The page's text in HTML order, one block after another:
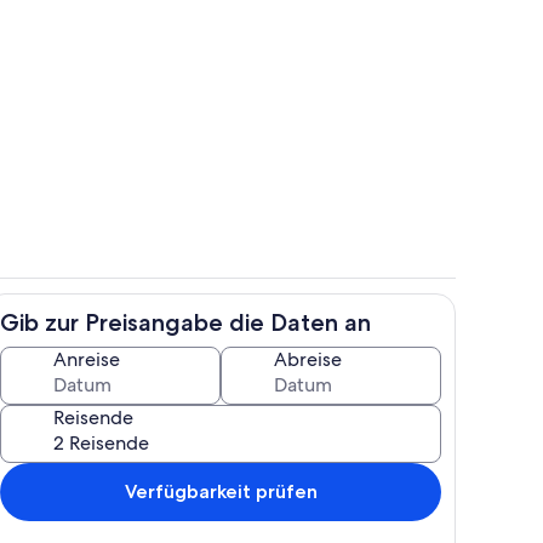
Badezimmer
Gib zur Preisangabe die Daten an
Anreise Abreise
Reisende
Verfügbarkeit prüfen